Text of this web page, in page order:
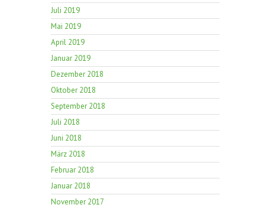
Juli 2019
Mai 2019
April 2019
Januar 2019
Dezember 2018
Oktober 2018
September 2018
Juli 2018
Juni 2018
März 2018
Februar 2018
Januar 2018
November 2017